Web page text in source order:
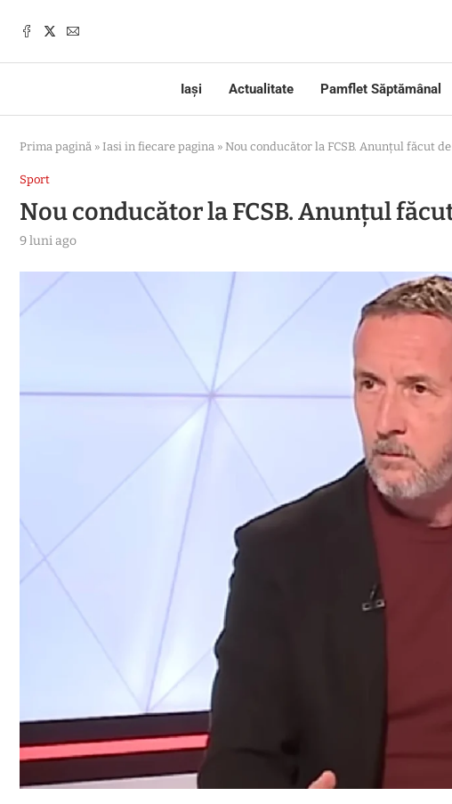
Iași Actualitate Pamflet Săptămânal
Prima pagină » Iasi in fiecare pagina » Nou conducător la FCSB. Anunțul făcut
Sport
Nou conducător la FCSB. Anunțul
9 luni ago